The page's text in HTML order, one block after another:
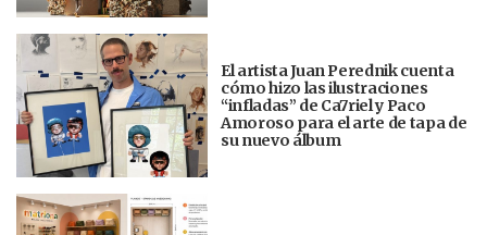
El artista Juan Perednik cuenta
cómo hizo las ilustraciones
“infladas” de Ca7riel y Paco
Amoroso para el arte de tapa de
su nuevo álbum